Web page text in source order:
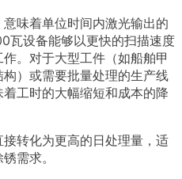
味着单位时间内激光输出的
瓦设备能够以更快的扫描速度
。对于大型工件（如船舶甲
）或需要批量处理的生产线
工时的大幅缩短和成本的降
转化为更高的日处理量，适
需求。